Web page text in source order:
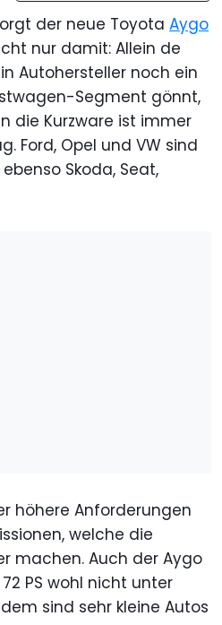
der neue Toyota Aygo
nur damit: Allein de
Autohersteller noch ein
Segment gönnt,
die Kurzware ist immer
Ford, Opel und VW sind
Skoda, Seat,
höhere Anforderungen
welche die
machen. Auch der Aygo
PS wohl nicht unter
sind sehr kleine Autos